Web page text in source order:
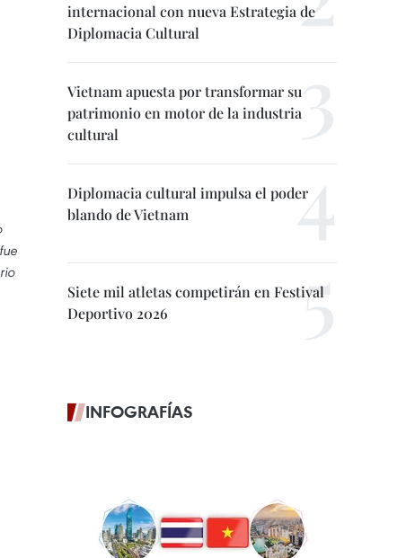
internacional con nueva Estrategia de
Diplomacia Cultural
Vietnam apuesta por transformar su
patrimonio en motor de la industria
cultural
Diplomacia cultural impulsa el poder
blando de Vietnam
Siete mil atletas competirán en Festival
Deportivo 2026
INFOGRAFÍAS